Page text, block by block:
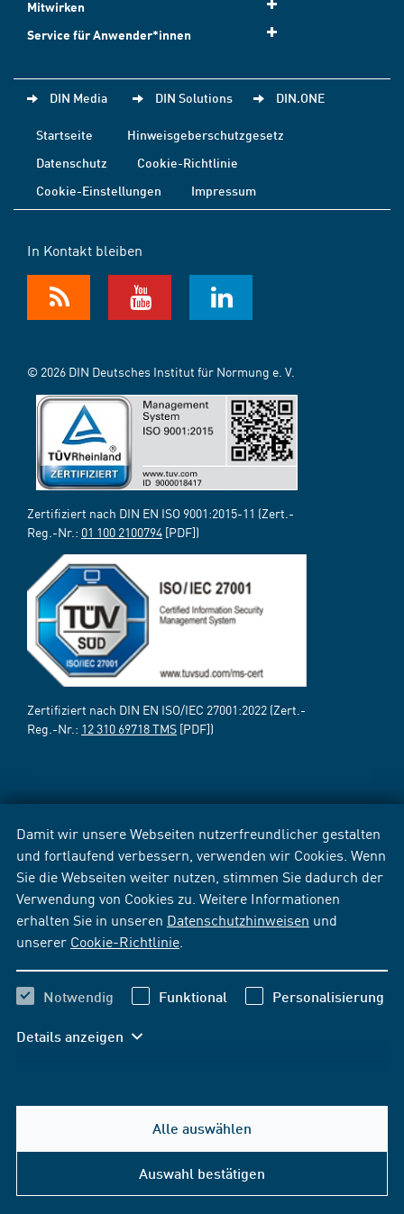
Damit wir unsere Webseiten nutzerfreundlicher gestalten
und fortlaufend verbessern, verwenden wir Cookies. Wenn
Sie die Webseiten weiter nutzen, stimmen Sie dadurch der
Verwendung von Cookies zu. Weitere Informationen
erhalten Sie in unseren Datenschutzhinweisen und
unserer Cookie-Richtlinie
Notwendig Funktional Personalisierung
Details anzeigen
Alle auswählen
Auswahl bestätigen
Mitwirken
Service für Anwender*innen
DIN Media DIN Solutions DIN.ONE
Startseite
Hinweisgeberschutzgesetz
Datenschutz
Cookie-Richtlinie
Cookie-Einstellungen
Impressum
In Kontakt bleiben
© 2026 DIN Deutsches Institut für Normung e. V.
Zertifiziert nach DIN EN ISO 9001:2015-11 (Zert.-
Reg.-Nr.: 01 100 2100794 [PDF])
Zertifiziert nach DIN EN ISO/IEC 27001:2022 (Zert.-
Reg.-Nr.: 12 310 69718 TMS [PDF])